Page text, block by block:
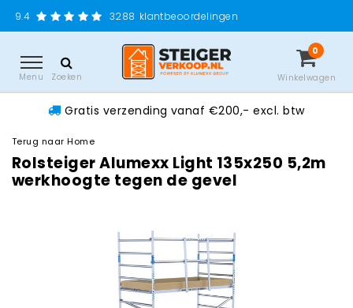
klantbeoordelingen
Menu Zoeken
0
Winkelwagen
Gratis verzending vanaf €200,- excl. btw
Terug naar Home
Rolsteiger Alumexx Light 135x250 5,2m
werkhoogte tegen de gevel